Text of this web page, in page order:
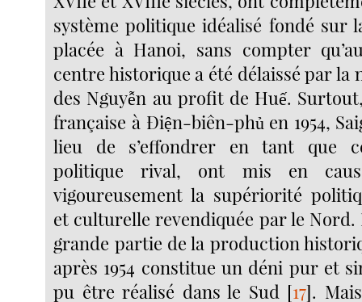
système politique idéalisé fondé sur
placée à Hanoi, sans compter
centre historique a été délaissé par la
des Nguyễn au profit de Huế.
française à Ðiện-biên-phủ en 1954,
lieu de s’effondrer en tant que
politique rival, ont mis en
vigoureusement la supériorité
et culturelle revendiquée par le Nord.
grande partie de la production
après 1954 constitue un déni pur et
pu être réalisé dans le Sud [17].